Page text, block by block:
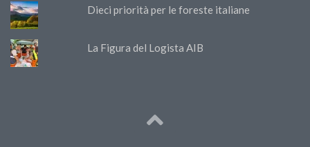
Dieci priorità per le foreste italiane
La Figura del Logista AIB